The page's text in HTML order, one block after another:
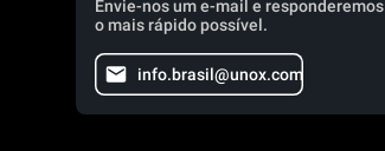
Envie-nos um e-mail e responderemos
o mais rápido possível.
info.brasil@unox.com